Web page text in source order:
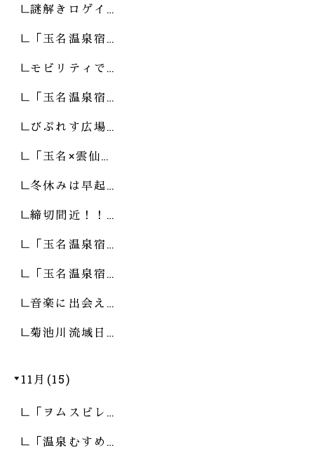
謎解きロゲイ…
「玉名温泉宿…
モビリティで…
「玉名温泉宿…
びぷれす広場…
「玉名×雲仙…
冬休みは早起…
締切間近！！…
「玉名温泉宿…
「玉名温泉宿…
音楽に出会え…
菊池川流域日…
11月(15)
「ヲムスビレ…
「温泉むすめ…